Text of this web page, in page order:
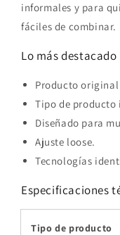
informales y para
fáciles de combinar.
Lo más destacado
Producto original
Tipo de
Diseñado para
Ajuste loose.
Tecnologías
Especificaciones
Tipo de producto